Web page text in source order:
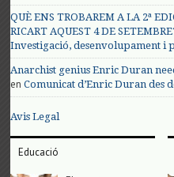
QUÈ ENS TROBAREM A LA 2ª
RICART AQUEST 4 DE
Investigació, desenvolupament i
Anarchist genius Enric Duran
enComunicat d’Enric Duran des
Avis Legal
Educació